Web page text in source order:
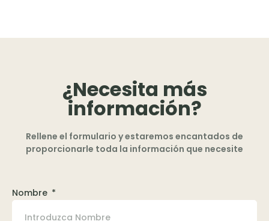
¿Necesita más
información?
Rellene el formulario y estaremos encantados de
proporcionarle toda la información que necesite
Nombre